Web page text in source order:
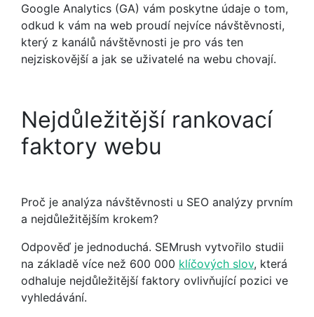
Google Analytics (GA) vám poskytne údaje o tom,
odkud k vám na web proudí nejvíce návštěvnosti,
který z kanálů návštěvnosti je pro vás ten
nejziskovější a jak se uživatelé na webu chovají.
Nejdůležitější rankovací
faktory webu
Proč je analýza návštěvnosti u SEO analýzy prvním
a nejdůležitějším krokem?
Odpověď je jednoduchá. SEMrush vytvořilo studii
na základě více než 600 000 klíčových slov, která
odhaluje nejdůležitější faktory ovlivňující pozici ve
vyhledávání.